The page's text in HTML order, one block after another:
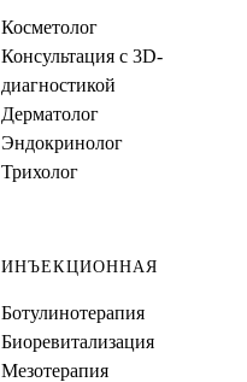
Косметолог
Консультация с 3D-
диагностикой
Дерматолог
Эндокринолог
Трихолог
ИНЪЕКЦИОННАЯ
Ботулинотерапия
Биоревитализация
Мезотерапия